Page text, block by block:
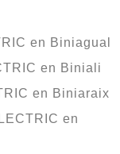
en Biniagual
en Biniali
en Biniaraix
en